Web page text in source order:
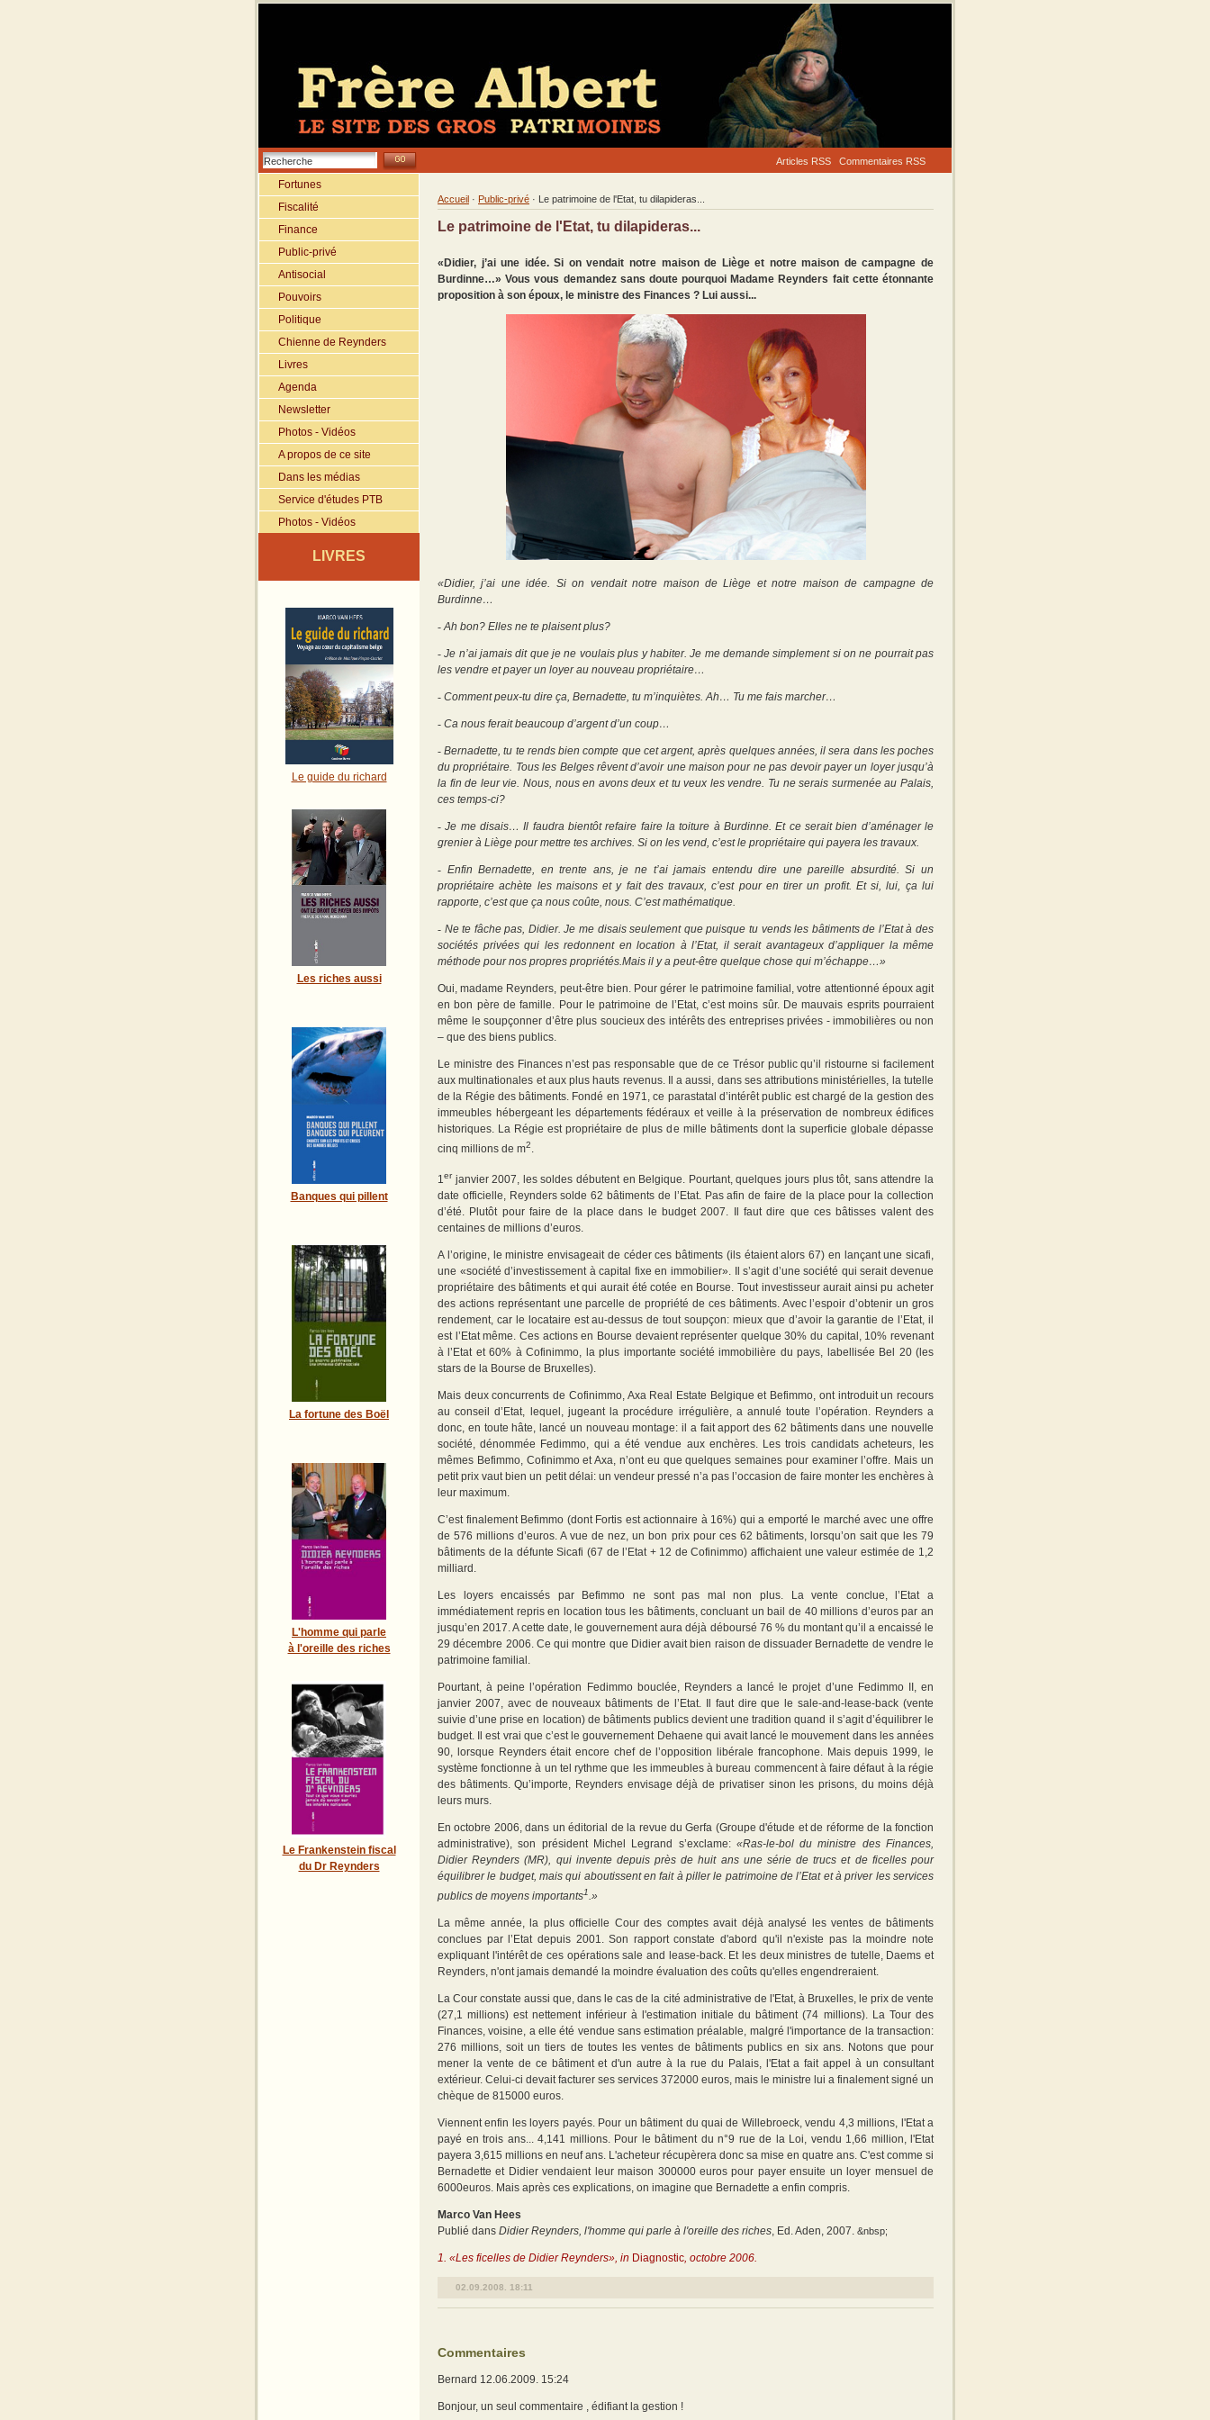
Articles RSS Commentaires RSS
Fortunes
Fiscalité
Finance
Public-privé
Antisocial
Pouvoirs
Politique
Chienne de Reynders
Livres
Agenda
Newsletter
Photos - Vidéos
A propos de ce site
Dans les médias
Service d'études PTB
Photos - Vidéos
LIVRES
Le guide du richard
Les riches aussi
Banques qui pillent
La fortune des Boël
L'homme qui parle
à l'oreille des riches
Le Frankenstein fiscal
du Dr Reynders
Accueil · Public-privé · Le patrimoine de l'Etat, tu dilapideras...
Le patrimoine de l'Etat, tu dilapideras...
«Didier, j’ai une idée. Si on vendait notre maison de Liège et notre maison de campagne de
Burdinne…» Vous vous demandez sans doute pourquoi Madame Reynders fait cette étonnante
proposition à son époux, le ministre des Finances ? Lui aussi...
«Didier, j’ai une idée. Si on vendait notre maison de Liège et notre maison de campagne de
Burdinne…
-Ah bon? Elles ne te plaisent plus?
- Je n’ai jamais dit que je ne voulais plus y habiter. Je me demande simplement si on ne pourrait pas
les vendre et payer un loyer au nouveau propriétaire…
- Comment peux-tu dire ça, Bernadette, tu m’inquiètes. Ah… Tu me fais marcher…
- Ca nous ferait beaucoup d’argent d’un coup…
- Bernadette, tu te rends bien compte que cet argent, après quelques années, il sera dans les poches
du propriétaire. Tous les Belges rêvent d’avoir une maison pour ne pas devoir payer un loyer jusqu’à
la fin de leur vie. Nous, nous en avons deux et tu veux les vendre. Tu ne serais surmenée au Palais,
ces temps-ci?
- Je me disais… Il faudra bientôt refaire faire la toiture à Burdinne. Et ce serait bien d’aménager le
grenier à Liège pour mettre tes archives. Si on les vend, c’est le propriétaire qui payera les travaux.
- Enfin Bernadette, en trente ans, je ne t’ai jamais entendu dire une pareille absurdité. Si un
propriétaire achète les maisons et y fait des travaux, c’est pour en tirer un profit. Et si, lui, ça lui
rapporte, c’est que ça nous coûte, nous. C’est mathématique.
- Ne te fâche pas, Didier. Je me disais seulement que puisque tu vends les bâtiments de l’Etat à des
sociétés privées qui les redonnent en location à l’Etat, il serait avantageux d’appliquer la même
méthode pour nos propres propriétés.Mais il y a peut-être quelque chose qui m’échappe…»
Oui, madame Reynders, peut-être bien. Pour gérer le patrimoine familial, votre attentionné époux agit
en bon père de famille. Pour le patrimoine de l’Etat, c’est moins sûr. De mauvais esprits pourraient
même le soupçonner d’être plus soucieux des intérêts des entreprises privées - immobilières ou non
– que des biens publics.
Le ministre des Finances n’est pas responsable que de ce Trésor public qu’il ristourne si facilement
aux multinationales et aux plus hauts revenus. Il a aussi, dans ses attributions ministérielles, la tutelle
de la Régie des bâtiments. Fondé en 1971, ce parastatal d’intérêt public est chargé de la gestion des
immeubles hébergeant les départements fédéraux et veille à la préservation de nombreux édifices
historiques. La Régie est propriétaire de plus de mille bâtiments dont la superficie globale dépasse
cinq millions de m2.
1er janvier 2007, les soldes débutent en Belgique. Pourtant, quelques jours plus tôt, sans attendre la
date officielle, Reynders solde 62 bâtiments de l’Etat. Pas afin de faire de la place pour la collection
d’été. Plutôt pour faire de la place dans le budget 2007. Il faut dire que ces bâtisses valent des
centaines de millions d’euros.
A l’origine, le ministre envisageait de céder ces bâtiments (ils étaient alors 67) en lançant une sicafi,
une «société d’investissement à capital fixe en immobilier». Il s’agit d’une société qui serait devenue
propriétaire des bâtiments et qui aurait été cotée en Bourse. Tout investisseur aurait ainsi pu acheter
des actions représentant une parcelle de propriété de ces bâtiments. Avec l’espoir d’obtenir un gros
rendement, car le locataire est au-dessus de tout soupçon: mieux que d’avoir la garantie de l’Etat, il
est l’Etat même. Ces actions en Bourse devaient représenter quelque 30% du capital, 10% revenant
à l’Etat et 60% à Cofinimmo, la plus importante société immobilière du pays, labellisée Bel 20 (les
stars de la Bourse de Bruxelles).
Mais deux concurrents de Cofinimmo, Axa Real Estate Belgique et Befimmo, ont introduit un recours
au conseil d’Etat, lequel, jugeant la procédure irrégulière, a annulé toute l’opération. Reynders a
donc, en toute hâte, lancé un nouveau montage: il a fait apport des 62 bâtiments dans une nouvelle
société, dénommée Fedimmo, qui a été vendue aux enchères. Les trois candidats acheteurs, les
mêmes Befimmo, Cofinimmo et Axa, n’ont eu que quelques semaines pour examiner l’offre. Mais un
petit prix vaut bien un petit délai: un vendeur pressé n’a pas l’occasion de faire monter les enchères à
leur maximum.
C’est finalement Befimmo (dont Fortis est actionnaire à 16%) qui a emporté le marché avec une offre
de 576 millions d’euros. A vue de nez, un bon prix pour ces 62 bâtiments, lorsqu’on sait que les 79
bâtiments de la défunte Sicafi (67 de l’Etat + 12 de Cofinimmo) affichaient une valeur estimée de 1,2
milliard.
Les loyers encaissés par Befimmo ne sont pas mal non plus. La vente conclue, l’Etat a
immédiatement repris en location tous les bâtiments, concluant un bail de 40 millions d’euros par an
jusqu’en 2017. A cette date, le gouvernement aura déjà déboursé 76 % du montant qu’il a encaissé le
29 décembre 2006. Ce qui montre que Didier avait bien raison de dissuader Bernadette de vendre le
patrimoine familial.
Pourtant, à peine l’opération Fedimmo bouclée, Reynders a lancé le projet d’une Fedimmo II, en
janvier 2007, avec de nouveaux bâtiments de l’Etat. Il faut dire que le sale-and-lease-back (vente
suivie d’une prise en location) de bâtiments publics devient une tradition quand il s’agit d’équilibrer le
budget. Il est vrai que c’est le gouvernement Dehaene qui avait lancé le mouvement dans les années
90, lorsque Reynders était encore chef de l’opposition libérale francophone. Mais depuis 1999, le
système fonctionne à un tel rythme que les immeubles à bureau commencent à faire défaut à la régie
des bâtiments. Qu’importe, Reynders envisage déjà de privatiser sinon les prisons, du moins déjà
leurs murs.
En octobre 2006, dans un éditorial de la revue du Gerfa (Groupe d'étude et de réforme de la fonction
administrative), son président Michel Legrand s’exclame: «Ras-le-bol du ministre des Finances,
Didier Reynders (MR), qui invente depuis près de huit ans une série de trucs et de ficelles pour
équilibrer le budget, mais qui aboutissent en fait à piller le patrimoine de l’Etat et à priver les services
publics de moyens importants1.»
La même année, la plus officielle Cour des comptes avait déjà analysé les ventes de bâtiments
conclues par l’Etat depuis 2001. Son rapport constate d'abord qu'il n'existe pas la moindre note
expliquant l'intérêt de ces opérations sale and lease-back. Et les deux ministres de tutelle, Daems et
Reynders, n'ont jamais demandé la moindre évaluation des coûts qu'elles engendreraient.
La Cour constate aussi que, dans le cas de la cité administrative de l'Etat, à Bruxelles, le prix de vente
(27,1 millions) est nettement inférieur à l'estimation initiale du bâtiment (74 millions). La Tour des
Finances, voisine, a elle été vendue sans estimation préalable, malgré l'importance de la transaction:
276 millions, soit un tiers de toutes les ventes de bâtiments publics en six ans. Notons que pour
mener la vente de ce bâtiment et d'un autre à la rue du Palais, l'Etat a fait appel à un consultant
extérieur. Celui-ci devait facturer ses services 372000 euros, mais le ministre lui a finalement signé un
chèque de 815000 euros.
Viennent enfin les loyers payés. Pour un bâtiment du quai de Willebroeck, vendu 4,3 millions, l'Etat a
payé en trois ans... 4,141 millions. Pour le bâtiment du n°9 rue de la Loi, vendu 1,66 million, l'Etat
payera 3,615 millions en neuf ans. L'acheteur récupèrera donc sa mise en quatre ans. C'est comme si
Bernadette et Didier vendaient leur maison 300000 euros pour payer ensuite un loyer mensuel de
6000euros. Mais après ces explications, on imagine que Bernadette a enfin compris.
Marco Van Hees
Publié dans Didier Reynders, l'homme qui parle à l'oreille des riches, Ed. Aden, 2007. &nbsp;
1. «Les ficelles de Didier Reynders», in Diagnostic, octobre 2006.
02.09.2008. 18:11
Commentaires
Bernard 12.06.2009. 15:24
Bonjour, un seul commentaire , édifiant la gestion !